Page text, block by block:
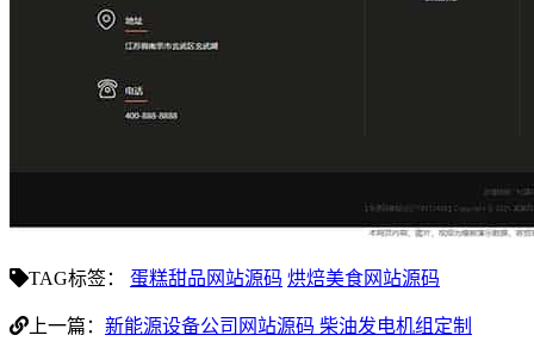
TAG标签： 蛋糕甜品网站源码 烘焙美食网站源码
上一篇： 新能源设备公司网站源码 柴油发电机组定制